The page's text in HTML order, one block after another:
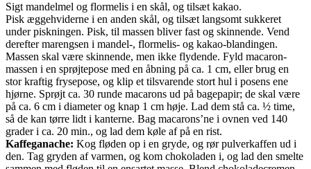
Sigt mandelmel og flormelis i en skål, og tilsæt kakao.
Pisk æggehviderne i en anden skål, og tilsæt langsomt sukkeret
under piskningen. Pisk, til massen bliver fast og skinnende. Vend
derefter marengsen i mandel-, flormelis- og kakao-blandingen.
Massen skal være skinnende, men ikke flydende. Fyld macaron-
massen i en sprøjtepose med en åbning på ca. 1 cm, eller brug en
stor kraftig frysepose, og klip et tilsvarende stort hul i posens ene
hjørne. Sprøjt ca. 30 runde macarons ud på bagepapir; de skal være
på ca. 6 cm i diameter og knap 1 cm høje. Lad dem stå ca. ½ time,
så de kan tørre lidt i kanterne. Bag macarons’ne i ovnen ved 140
grader i ca. 20 min., og lad dem køle af på en rist.
Kaffeganache: Kog fløden op i en gryde, og rør pulverkaffen ud i
den. Tag gryden af varmen, og kom chokoladen i, og lad den smelte